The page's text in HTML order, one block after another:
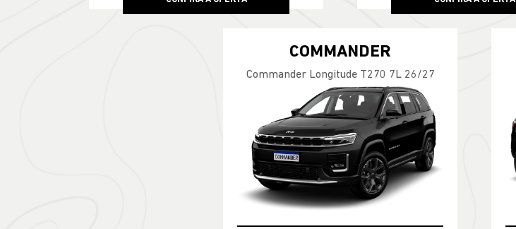
COMMANDER
Commander Longitude T270 7L 26/27